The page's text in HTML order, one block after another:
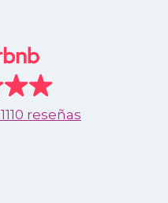
1110 reseñas